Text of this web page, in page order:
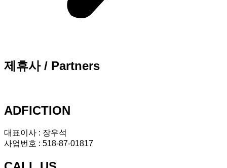
제휴사 / Partners
ADFICTION
대표이사 : 장우석
사업번호 : 518-87-01817